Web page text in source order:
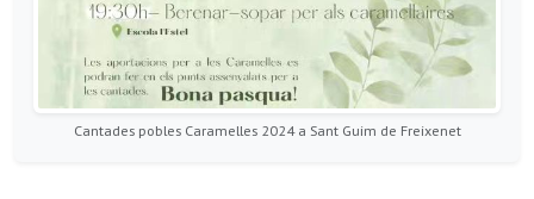
Cantades pobles Caramelles 2024 a Sant Guim de Freixenet